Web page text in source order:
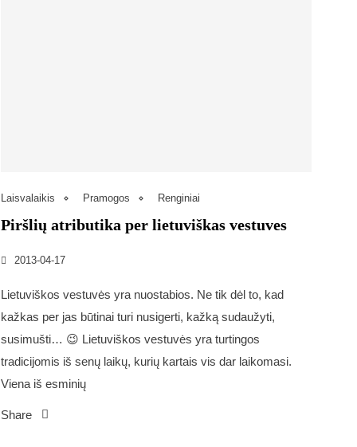
Laisvalaikis Pramogos Renginiai
Piršlių atributika per lietuviškas vestuves
2013-04-17
Lietuviškos vestuvės yra nuostabios. Ne tik dėl to, kad
kažkas per jas būtinai turi nusigerti, kažką sudaužyti,
susimušti… 😉 Lietuviškos vestuvės yra turtingos
tradicijomis iš senų laikų, kurių kartais vis dar laikomasi.
Viena iš esminių
Share